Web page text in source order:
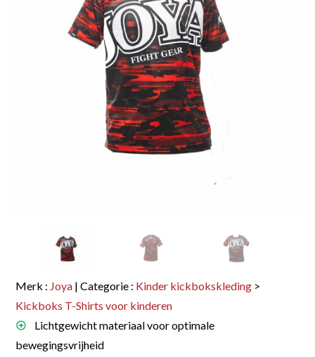
Merk : Joya | Categorie : Kinder kickbokskleding >
Kickboks T-Shirts voor kinderen
Lichtgewicht materiaal voor optimale
bewegingsvrijheid